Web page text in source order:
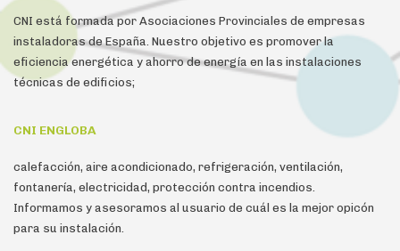
CNI está formada por Asociaciones Provinciales de empresas
instaladoras de España. Nuestro objetivo es promover la
eficiencia energética y ahorro de energía en las instalaciones
técnicas de edificios;
CNI ENGLOBA
calefacción, aire acondicionado, refrigeración, ventilación,
fontanería, electricidad, protección contra incendios.
Informamos y asesoramos al usuario de cuál es la mejor opicón
para su instalación.